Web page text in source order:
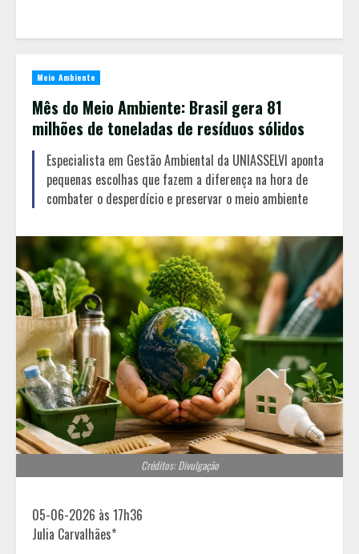
Meio Ambiente
Mês do Meio Ambiente: Brasil gera 81
milhões de toneladas de resíduos sólidos
Especialista em Gestão Ambiental da UNIASSELVI aponta
pequenas escolhas que fazem a diferença na hora de
combater o desperdício e preservar o meio ambiente
Créditos: Divulgação
05-06-2026 às 17h36
Julia Carvalhães*